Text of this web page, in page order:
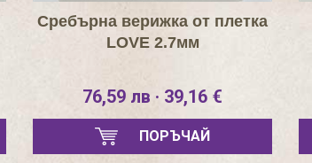
Сребърна верижка от плетка
LOVE 2.7мм
76,59 лв · 39,16 €
ПОРЪЧАЙ